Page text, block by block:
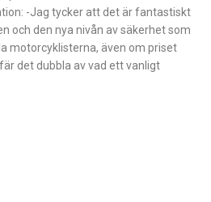
-Jag tycker att det är fantastiskt
och den nya nivån av säkerhet som
motorcyklisterna, även om priset
det dubbla av vad ett vanligt